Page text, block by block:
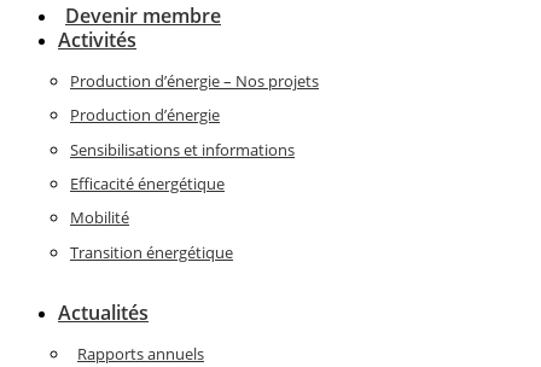
Devenir membre
Activités
Production d’énergie – Nos projets
Production d’énergie
Sensibilisations et informations
Efficacité énergétique
Mobilité
Transition énergétique
Actualités
Rapports annuels